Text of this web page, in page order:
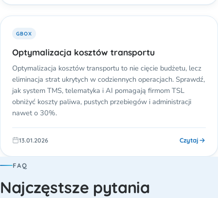
GBOX
Optymalizacja kosztów transportu
Optymalizacja kosztów transportu to nie cięcie budżetu, lecz
eliminacja strat ukrytych w codziennych operacjach. Sprawdź,
jak system TMS, telematyka i AI pomagają firmom TSL
obniżyć koszty paliwa, pustych przebiegów i administracji
nawet o 30%.
13.01.2026 Czytaj
FAQ
Najczęstsze pytania